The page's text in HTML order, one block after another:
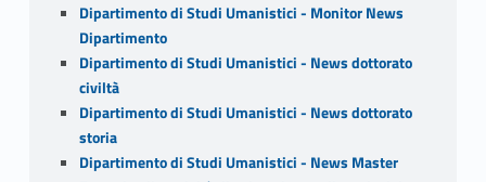
Dipartimento di Studi Umanistici - Monitor News
Dipartimento
Dipartimento di Studi Umanistici - News dottorato
civiltà
Dipartimento di Studi Umanistici - News dottorato
storia
Dipartimento di Studi Umanistici - News Master